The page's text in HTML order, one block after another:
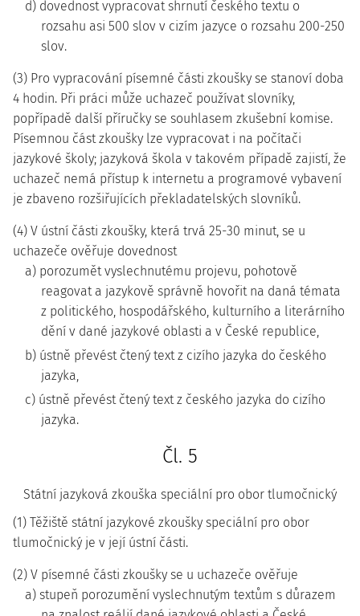
d) dovednost vypracovat shrnutí českého textu o
rozsahu asi 500 slov v cizím jazyce o rozsahu 200-250
slov.
(3) Pro vypracování písemné části zkoušky se stanoví doba
4 hodin. Při práci může uchazeč používat slovníky,
popřípadě další příručky se souhlasem zkušební komise.
Písemnou část zkoušky lze vypracovat i na počítači
jazykové školy; jazyková škola v takovém případě zajistí, že
uchazeč nemá přístup k internetu a programové vybavení
je zbaveno rozšiřujících překladatelských slovníků.
(4) V ústní části zkoušky, která trvá 25-30 minut, se u
uchazeče ověřuje dovednost
a) porozumět vyslechnutému projevu, pohotově
reagovat a jazykově správně hovořit na daná témata
z politického, hospodářského, kulturního a literárního
dění v dané jazykové oblasti a v České republice,
b) ústně převést čtený text z cizího jazyka do českého
jazyka,
c) ústně převést čtený text z českého jazyka do cizího
jazyka.
Čl. 5
Státní jazyková zkouška speciální pro obor tlumočnický
(1) Těžiště státní jazykové zkoušky speciální pro obor
tlumočnický je v její ústní části.
(2) V písemné části zkoušky se u uchazeče ověřuje
a) stupeň porozumění vyslechnutým textům s důrazem